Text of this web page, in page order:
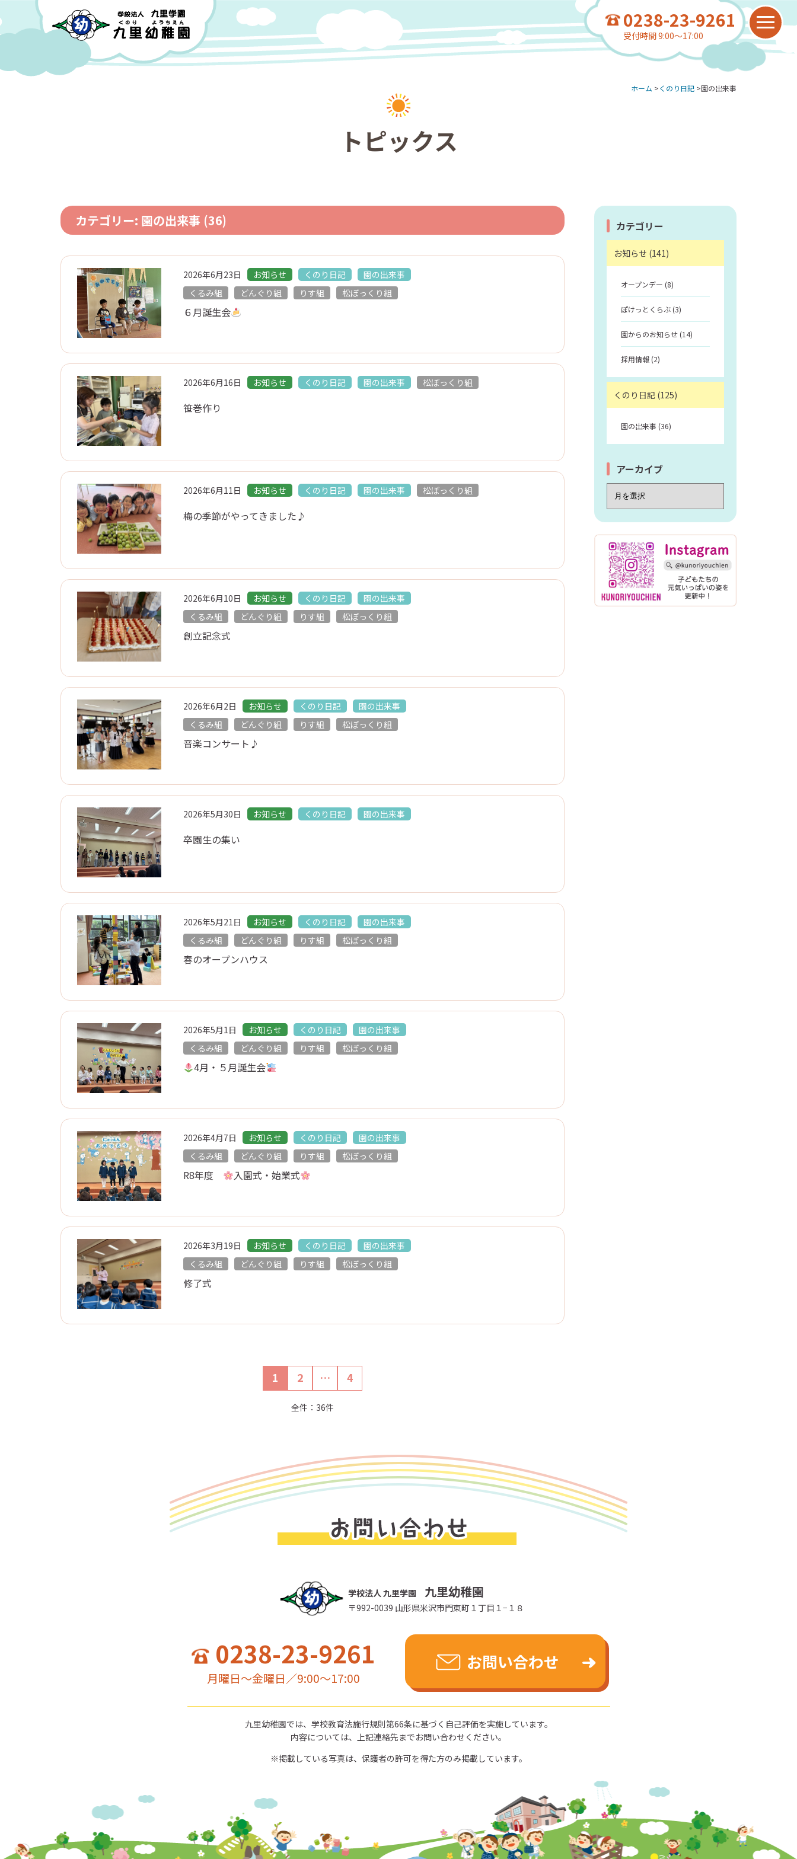
0238-23-9261
受付時間 9:00～17:00
ホーム >くのり日記 >園の出来事
子育て支援
2歳児保育
預かり保育
給食
未就園児教室・幼稚園開放
設定区分
入園の流れ
トピックス
くのり日記
園の概要
お問い合わせ
webからのお問い合わせは
24時間受付中
トピックス
カテゴリー: 園の出来事 (36)
2026年6月23日 お知らせ くのり日記
園の出来事
くるみ組
どんぐり組 りす組 松ぼっくり組
６月誕生会
2026年6月16日 お知らせ くのり日記 園の出来事 松ぼっくり組
笹巻作り
2026年6月11日 お知らせ くのり日記 園の出来事 松ぼっくり組
梅の季節がやってきました♪
2026年6月10日 お知らせ くのり日記
園の出来事
くるみ組
どんぐり組 りす組 松ぼっくり組
創立記念式
2026年6月2日 お知らせ くのり日記
園の出来事
くるみ組
どんぐり組 りす組 松ぼっくり組
音楽コンサート♪
2026年5月30日 お知らせ くのり日記 園の出来事
卒園生の集い
2026年5月21日 お知らせ くのり日記
園の出来事
くるみ組
どんぐり組 りす組 松ぼっくり組
春のオープンハウス
2026年5月1日 お知らせ くのり日記
園の出来事
くるみ組
どんぐり組 りす組 松ぼっくり組
4月・５月誕生会
2026年4月7日 お知らせ くのり日記
園の出来事
くるみ組
どんぐり組 りす組 松ぼっくり組
R8年度 入園式・始業式
2026年3月19日 お知らせ くのり日記
園の出来事
くるみ組
どんぐり組 りす組 松ぼっくり組
修了式
1 2 … 4
全件：36件
カテゴリー
お知らせ (141)
オープンデー (8)
ぽけっとくらぶ (3)
園からのお知らせ (14)
採用情報 (2)
くのり日記 (125)
園の出来事 (36)
アーカイブ
学校法人 九里学園 九里幼稚園
〒992-0039 山形県米沢市門東町１丁目１−１８
0238-23-9261
月曜日～金曜日／9:00～17:00
お問い合わせ
九里幼稚園では、学校教育法施行規則第66条に基づく自己評価を実施しています。
内容については、上記連絡先までお問い合わせください。
掲載している写真は、保護者の許可を得た方のみ掲載しています。